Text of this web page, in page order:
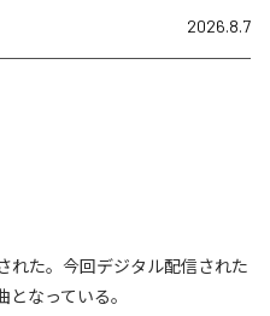
2026.8.7
れた。今回デジタル配信された
となっている。